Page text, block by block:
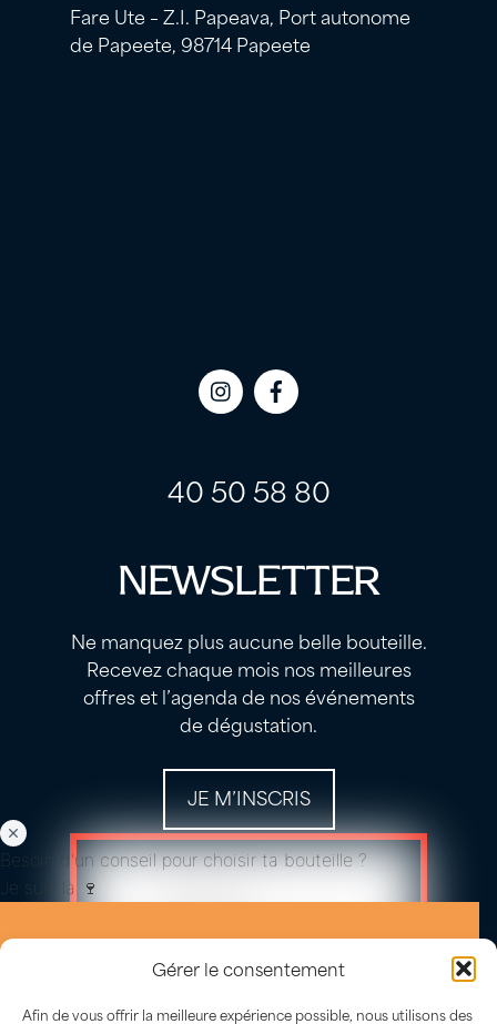
Gérer le consentement
Afin de vous offrir la meilleure expérience possible, nous utilisons des
Fare Ute – Z.I. Papeava, Port autonome
de Papeete, 98714 Papeete
Icon
Icon
40 50 58 80
NEWSLETTER
Ne manquez plus aucune belle bouteille.
Recevez chaque mois nos meilleures
offres et l’agenda de nos événements
de dégustation.
JE M’INSCRIS
Besoin d'un conseil pour choisir ta bouteille ?
Je suis là 🍷